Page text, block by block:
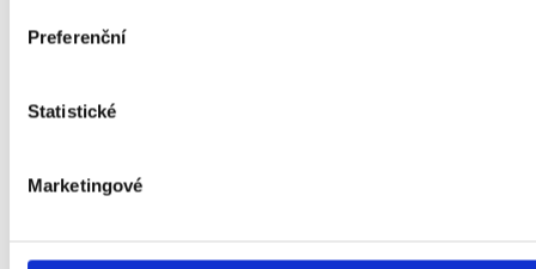
Preferenční
Statistické
Marketingové